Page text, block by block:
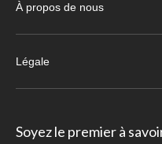
À propos de nous
Légale
Soyez le premier à